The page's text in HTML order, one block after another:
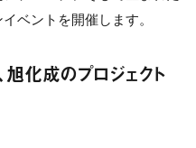
ベントを開催します。
旭化成のプロジェクト